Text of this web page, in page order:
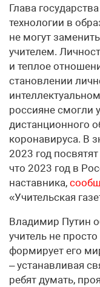
Глава государства
технологии в
не могут
учителем.
и теплое
становлении
россияне смогли
дистанционного
коронавируса. В
2023 год
что 2023 год в
наставника,
«Учительская
Владимир Путин
учитель не
формирует его
– устанавливая
ребят думать,